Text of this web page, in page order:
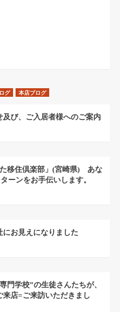
グ 本店ブログ
び、ご入居者様へのご案内
移住倶楽部」(宮崎県) あな
ーンをお手伝いします。
お見えになりました
門学校”の生徒さんたちが、
店=ご来訪いただきまし